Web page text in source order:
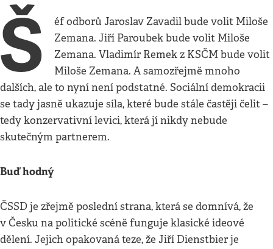
Š
éf odborů Jaroslav Zavadil bude volit Miloše
Zemana. Jiří Paroubek bude volit Miloše
Zemana. Vladimír Remek z KSČM bude volit
Miloše Zemana. A samozřejmě mnoho
dalších, ale to nyní není podstatné. Sociální demokracii
se tady jasně ukazuje síla, které bude stále častěji čelit –
tedy konzervativní levici, která jí nikdy nebude
skutečným partnerem.
Buď hodný
ČSSD je zřejmě poslední strana, která se domnívá, že
v Česku na politické scéně funguje klasické ideové
dělení. Jejich opakovaná teze, že Jiří Dienstbier je